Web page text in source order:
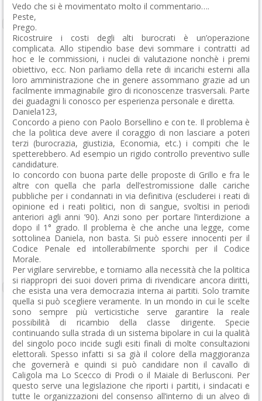
Vedo che si è movimentato molto il commentario….
Peste,
Prego.
Ricostruire i costi degli alti burocrati è un’operazione
complicata. Allo stipendio base devi sommare i contratti ad
hoc e le commissioni, i nuclei di valutazione nonchè i premi
obiettivo, ecc. Non parliamo della rete di incarichi esterni alla
loro amministrazione che in genere assommano grazie ad un
facilmente immaginabile giro di riconoscenze trasversali. Parte
dei guadagni li conosco per esperienza personale e diretta.
Daniela123,
Concordo a pieno con Paolo Borsellino e con te. Il problema è
che la politica deve avere il coraggio di non lasciare a poteri
terzi (burocrazia, giustizia, Economia, etc.) i compiti che le
spetterebbero. Ad esempio un rigido controllo preventivo sulle
candidature.
Io concordo con buona parte delle proposte di Grillo e fra le
altre con quella che parla dell’estromissione dalle cariche
pubbliche per i condannati in via definitiva (escluderei i reati di
opinione ed i reati politici, non di sangue, svoltisi in periodi
anteriori agli anni ’90). Anzi sono per portare l’interdizione a
dopo il 1° grado. Il problema è che anche una legge, come
sottolinea Daniela, non basta. Si può essere innocenti per il
Codice Penale ed intollerabilmente sporchi per il Codice
Morale.
Per vigilare servirebbe, e torniamo alla necessità che la politica
si riappropri dei suoi doveri prima di rivendicare ancora diritti,
che esista una vera democrazia interna ai partiti. Solo tramite
quella si può scegliere veramente. In un mondo in cui le scelte
sono sempre più verticistiche serve garantire la reale
possibilità di ricambio della classe dirigente. Specie
continuando sulla strada di un sistema bipolare in cui la qualità
del singolo poco incide sugli esiti finali di molte consultazioni
elettorali. Spesso infatti si sa già il colore della maggioranza
che governerà e quindi si può candidare non il cavallo di
Caligola ma Lo Scecco di Prodi o il Maiale di Berlusconi. Per
questo serve una legislazione che riporti i partiti, i sindacati e
tutte le organizzazioni del consenso all’interno di un alveo di